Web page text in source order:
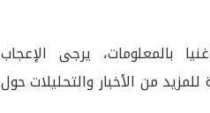
بالمعلومات، يرجى الإعجاب
من الأخبار والتحليلات حول